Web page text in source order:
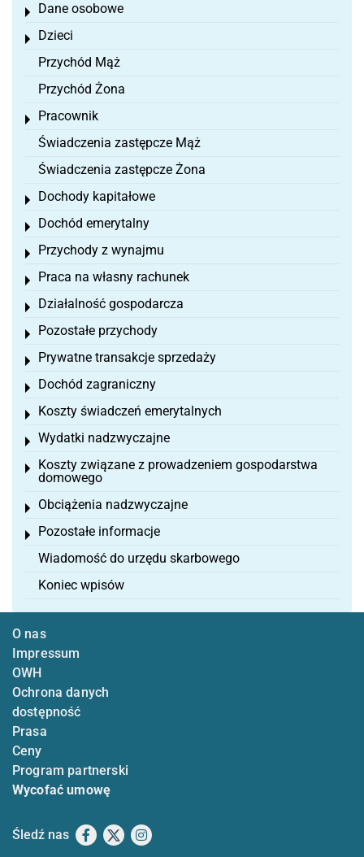
Dane osobowe
Toggle menu
Dzieci
Toggle menu
Przychód Mąż
Przychód Żona
Pracownik
Toggle menu
Świadczenia zastępcze Mąż
Świadczenia zastępcze Żona
Dochody kapitałowe
Toggle menu
Dochód emerytalny
Toggle menu
Przychody z wynajmu
Toggle menu
Praca na własny rachunek
Toggle menu
Działalność gospodarcza
Toggle menu
Pozostałe przychody
Toggle menu
Prywatne transakcje sprzedaży
Toggle menu
Dochód zagraniczny
Toggle menu
Koszty świadczeń emerytalnych
Toggle menu
Wydatki nadzwyczajne
Toggle menu
Koszty związane z prowadzeniem gospodarstwa
domowego
Toggle menu
Obciążenia nadzwyczajne
Toggle menu
Pozostałe informacje
Toggle menu
Wiadomość do urzędu skarbowego
Koniec wpisów
O nas
Impressum
OWH
Ochrona danych
dostępność
Prasa
Ceny
Program partnerski
Wycofać umowę
Śledź nas Facebook
X Instagram